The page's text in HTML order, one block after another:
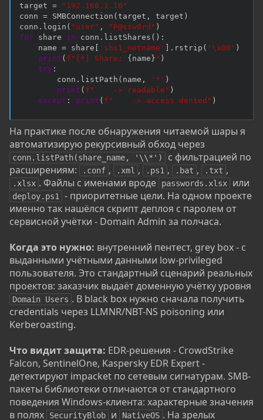
target =
"192.168.1.10"
conn = SMBConnection ( target , target )
conn . login ( "user" , "P@ssw0rd" )
for share in conn . listShares ( ) :
    name
= share 'shi1_netname' . rstrip ( '\x00' )
print ( f"[*] Share: { name } " )
try :
        conn
. listPath ( name , '*' )
print ( f"    -> readable" )
except : print ( f"    -> access denied" )
На практике после обнаружения читаемой шары я
автоматизирую рекурсивный обход через
conn.listPath(share_name, '\\*')
с фильтрацией по
расширениям:
.conf , .xml , .ps1 , .bat , .txt ,
.xlsx . Файлы с именами вроде passwords.xlsx или
deploy.ps1
- приоритетные цели. На одном проекте
именно так нашёлся скрипт деплоя с паролем от
сервисной учётки - Domain Admin за полчаса.
Когда это нужно: внутренний пентест, grey box - с
выданными учётными данными low-privileged
пользователя. Это стандартный сценарий реальных
проектов: заказчик выдаёт доменную учётку уровня
Domain Users . В black box нужно сначала получить
credentials через LLMNR/NBT-NS poisoning или
Kerberoasting.
Что видит защита: EDR-решения - CrowdStrike
Falcon, SentinelOne, Kaspersky EDR Expert -
детектируют impacket по сетевым сигнатурам. SMB-
пакеты библиотеки отличаются от стандартного
поведения Windows-клиента: характерные значения
в полях
SecurityBlob и NativeOS . На зрелых